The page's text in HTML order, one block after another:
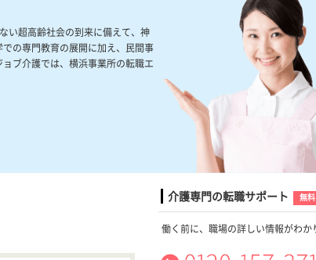
い超高齢社会の到来に備えて、神
の専門教育の展開に加え、民間事
ブ介護では、横浜事業所の転職エ
介護専門の転職サポート 無料
働く前に、職場の詳しい情報がわか